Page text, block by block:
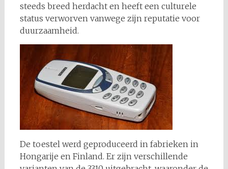
steeds breed herdacht en heeft een culturele
status verworven vanwege zijn reputatie voor
duurzaamheid.
De toestel werd geproduceerd in fabrieken in
Hongarije en Finland. Er zijn verschillende